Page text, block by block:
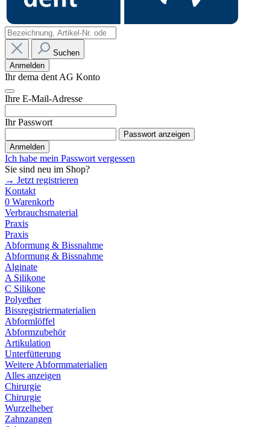
Suchen
Anmelden
Ihr dema dent AG Konto
Ihre E-Mail-Adresse
Ihr Passwort
Passwort anzeigen
Anmelden
Ich habe mein Passwort vergessen
Sie sind neu im Shop?
→ Jetzt registrieren
Kontakt
0 Warenkorb
Verbrauchsmaterial
Praxis
Praxis
Abformung & Bissnahme
Abformung & Bissnahme
Alginate
A Silikone
C Silikone
Polyether
Bissregistriermaterialien
Abformlöffel
Abformzubehör
Artikulation
Unterfütterung
Weitere Abformmaterialien
Alles anzeigen
Chirurgie
Chirurgie
Wurzelheber
Zahnzangen